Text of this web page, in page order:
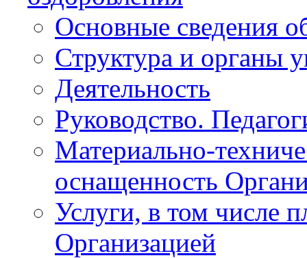
Основные сведения
Структура и органы
Деятельность
Руководство.
Материально-
оснащенность
Услуги, в том числе
Организацией